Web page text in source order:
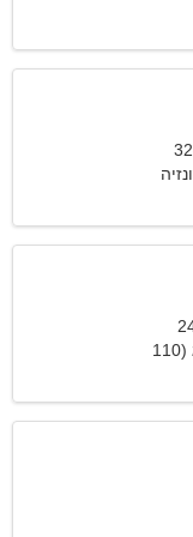
165 ס"מ (5'5"), 50 ק"ג (110